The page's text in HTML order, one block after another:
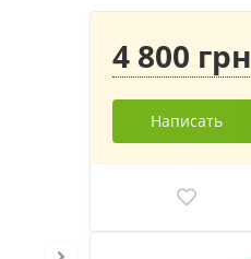
4 800 грн
Написать